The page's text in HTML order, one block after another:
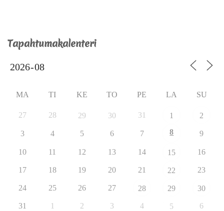
Tapahtumakalenteri
MA TI KE TO PE LA SU
27 28 29 30 31 1 2
3 4 5 6 7 8 9
10 11 12 13 14 15 16
17 18 19 20 21 22 23
24 25 26 27 28 29 30
31 1 2 3 4 5 6